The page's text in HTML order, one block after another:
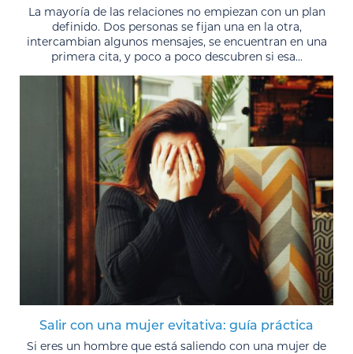
La mayoría de las relaciones no empiezan con un plan
definido. Dos personas se fijan una en la otra,
intercambian algunos mensajes, se encuentran en una
primera cita, y poco a poco descubren si esa...
Salir con una mujer evitativa: guía práctica
Si eres un hombre que está saliendo con una mujer de